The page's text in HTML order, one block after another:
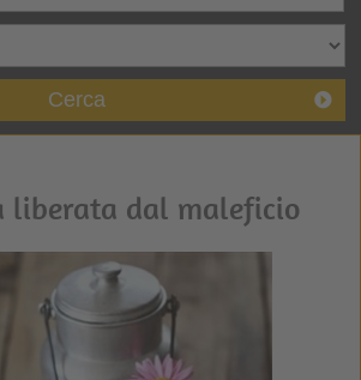
Cerca
liberata dal maleficio